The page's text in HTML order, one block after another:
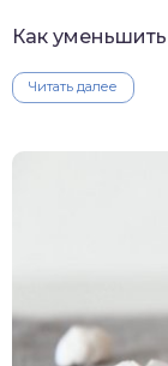
Как
Читать далее